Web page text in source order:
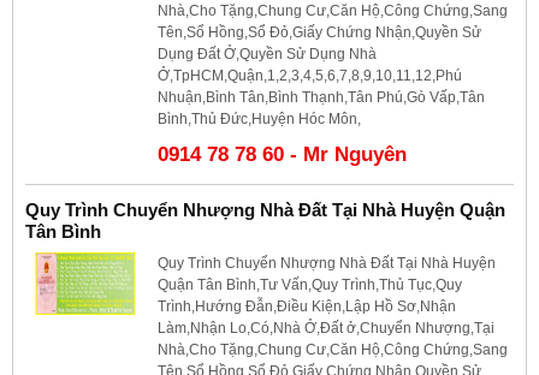
Nhà,Cho Tặng,Chung Cư,Căn Hộ,Công Chứng,Sang
Tên,Sổ Hồng,Sổ Đỏ,Giấy Chứng Nhận,Quyền Sử
Dụng Đất Ở,Quyền Sử Dụng Nhà
Ở,TpHCM,Quận,1,2,3,4,5,6,7,8,9,10,11,12,Phú
Nhuận,Bình Tân,Bình Thạnh,Tân Phú,Gò Vấp,Tân
Bình,Thủ Đức,Huyện Hóc Môn,
0914 78 78 60 - Mr Nguyên
Quy Trình Chuyển Nhượng Nhà Đất Tại Nhà Huyện Quận
Tân Bình
Quy Trình Chuyển Nhượng Nhà Đất Tại Nhà Huyện
Quận Tân Bình,Tư Vấn,Quy Trình,Thủ Tục,Quy
Trình,Hướng Đẫn,Điều Kiện,Lập Hồ Sơ,Nhận
Làm,Nhận Lo,Có,Nhà Ở,Đất ở,Chuyển Nhượng,Tại
Nhà,Cho Tặng,Chung Cư,Căn Hộ,Công Chứng,Sang
Tên,Sổ Hồng,Sổ Đỏ,Giấy Chứng Nhận,Quyền Sử